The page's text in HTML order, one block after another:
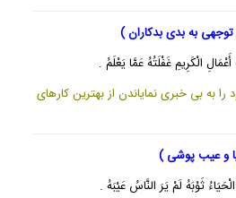
الْكَرِيمِ غَفْلَتُهُ عَمَّا يَعْلَمُ .
را به بى خبرى نماياندن از بهترين كارهاى
ثَوْبَهُ لَمْ يَرَ النَّاسُ عَيْبَهُ .